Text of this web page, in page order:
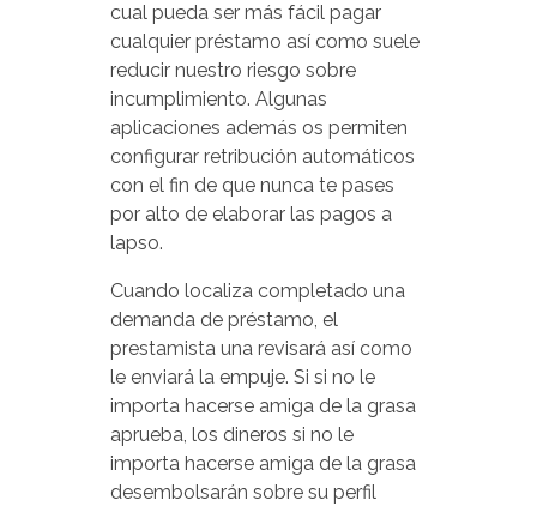
cual pueda ser más fácil pagar
cualquier préstamo así­ como suele
reducir nuestro riesgo sobre
incumplimiento. Algunas
aplicaciones además os permiten
configurar retribución automáticos
con el fin de que nunca te pases
por alto de elaborar las pagos a
lapso.
Cuando localiza completado una
demanda de préstamo, el
prestamista una revisará así­ como
le enviará la empuje. Si si no le
importa hacerse amiga de la grasa
aprueba, los dineros si no le
importa hacerse amiga de la grasa
desembolsarán sobre su perfil